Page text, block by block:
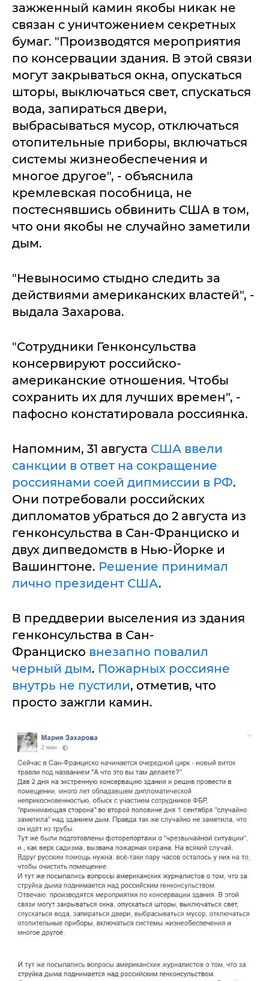
зажженный камин якобы никак не
связан с уничтожением секретных
бумаг. "Производятся мероприятия
по консервации здания. В этой связи
могут закрываться окна, опускаться
шторы, выключаться свет, спускаться
вода, запираться двери,
выбрасываться мусор, отключаться
отопительные приборы, включаться
системы жизнеобеспечения и
многое другое", - объяснила
кремлевская пособница, не
постеснявшись обвинить США в том,
что они якобы не случайно заметили
дым.
"Невыносимо стыдно следить за
действиями американских властей", -
выдала Захарова.
"Сотрудники Генконсульства
консервируют российско-
американские отношения. Чтобы
сохранить их для лучших времен", -
пафосно констатировала россиянка.
Напомним, 31 августа США ввели
санкции в ответ на сокращение
россиянами соей дипмиссии в РФ.
Они потребовали российских
дипломатов убраться до 2 августа из
генконсульства в Сан-Франциско и
двух дипведомств в Нью-Йорке и
Вашингтоне. Решение принимал
лично президент США.
В преддверии выселения из здания
генконсульства в Сан-
Франциско внезапно повалил
черный дым. Пожарных россияне
внутрь не пустили, отметив, что
просто зажгли камин.